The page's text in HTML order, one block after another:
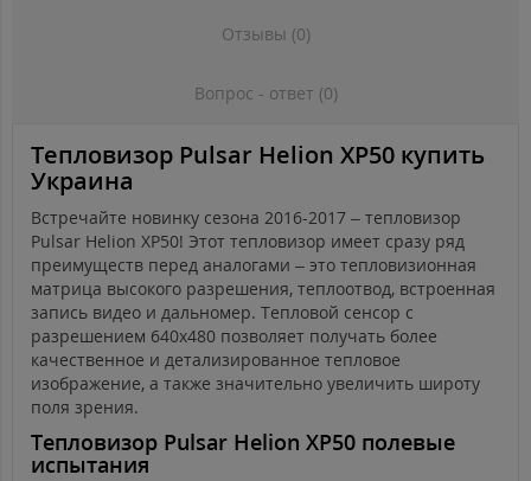
Отзывы (0)
Вопрос - ответ (0)
Тепловизор Pulsar Helion XP50 купить
Украина
Встречайте новинку сезона 2016-2017 – тепловизор
Pulsar Helion XP50! Этот тепловизор имеет сразу ряд
преимуществ перед аналогами – это тепловизионная
матрица высокого разрешения, теплоотвод, встроенная
запись видео и дальномер. Тепловой сенсор с
разрешением 640x480 позволяет получать более
качественное и детализированное тепловое
изображение, а также значительно увеличить широту
поля зрения.
Тепловизор Pulsar Helion XP50 полевые
испытания